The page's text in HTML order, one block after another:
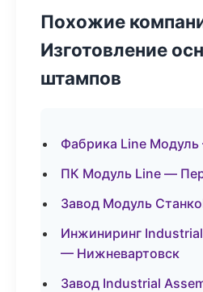
Похожие
Изготовление
штампов
Фабрика Line
ПК Модуль Line —
Завод Модуль
Инжиниринг
— Нижневартовск
Завод Industrial